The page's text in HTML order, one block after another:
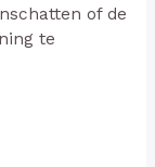
of de
te